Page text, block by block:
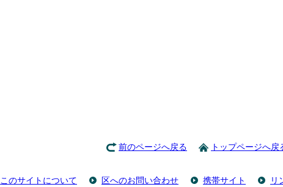
前のページへ戻る トップページへ戻
このサイトについて 区へのお問い合わせ 携帯サイト リ